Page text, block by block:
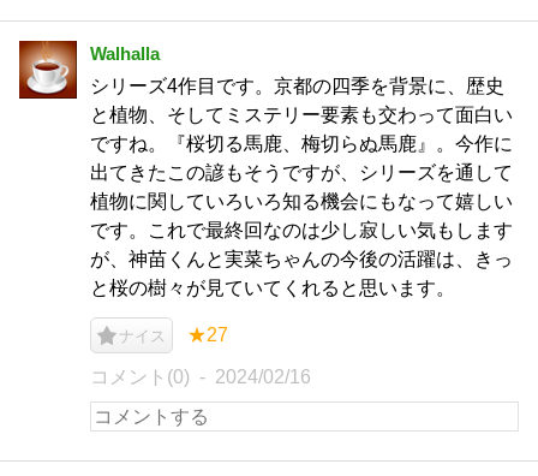
Walhalla
シリーズ4作目です。京都の四季を背景に、歴史
と植物、そしてミステリー要素も交わって面白い
ですね。『桜切る馬鹿、梅切らぬ馬鹿』。今作に
出てきたこの諺もそうですが、シリーズを通して
植物に関していろいろ知る機会にもなって嬉しい
です。これで最終回なのは少し寂しい気もします
が、神苗くんと実菜ちゃんの今後の活躍は、きっ
と桜の樹々が見ていてくれると思います。
ナイス ★27
コメント(0) 2024/02/16